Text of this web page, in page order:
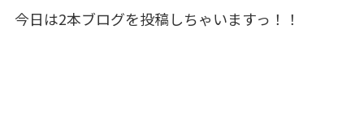
今日は2本ブログを投稿しちゃいますっ！！